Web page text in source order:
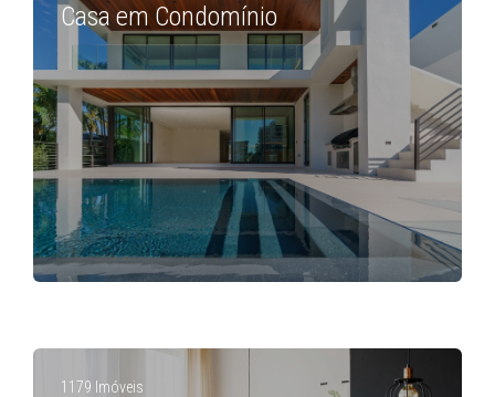
Casa em Condomínio
1179 Imóveis